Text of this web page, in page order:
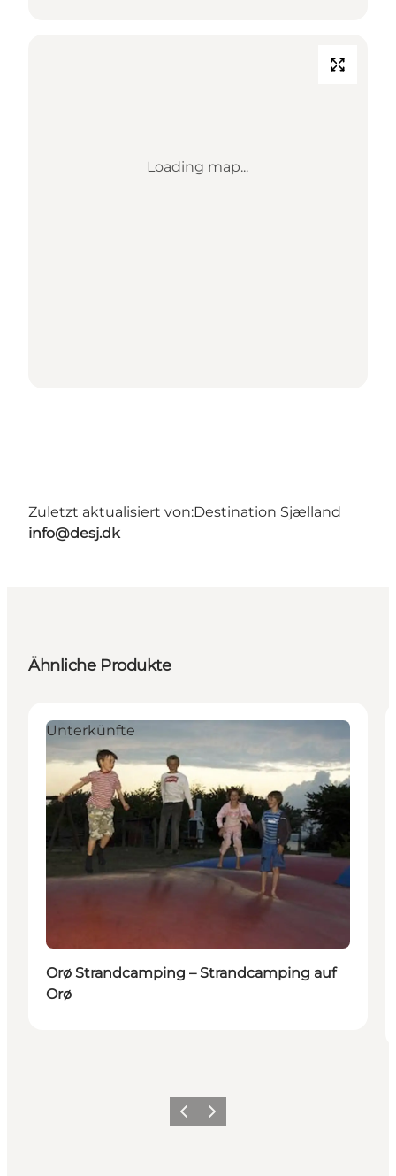
Loading map...
Zuletzt aktualisiert von:Destination Sjælland
info@desj.dk
Ähnliche Produkte
Unterkünfte
Orø Strandcamping – Strandcamping auf
Orø
ZurückWeiter